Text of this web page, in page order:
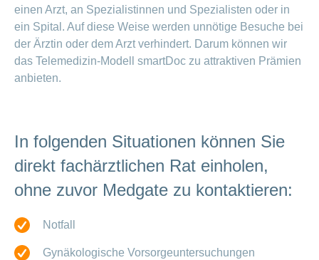
einen Arzt, an Spezialistinnen und Spezialisten oder in
ein Spital. Auf diese Weise werden unnötige Besuche bei
der Ärztin oder dem Arzt verhindert. Darum können wir
das Telemedizin-Modell smartDoc zu attraktiven Prämien
anbieten.
In folgenden Situationen können Sie
direkt fachärztlichen Rat einholen,
ohne zuvor Medgate zu kontaktieren:
Notfall
Gynäkologische Vorsorgeuntersuchungen